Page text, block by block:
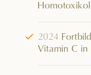
√ 2024
Vitamin C in